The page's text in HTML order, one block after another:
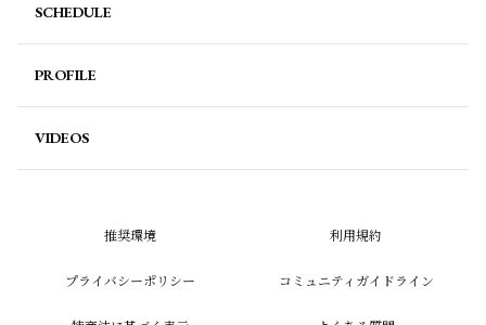
SCHEDULE
PROFILE
VIDEOS
推奨環境 利用規約
プライバシーポリシー コミュニティガイドライン